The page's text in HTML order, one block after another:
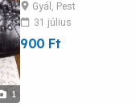
1
Gyál, Pest
31 július
900 Ft